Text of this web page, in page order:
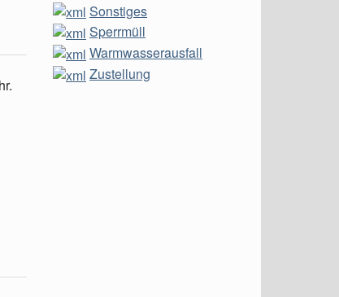
Sonstiges
Sperrmüll
Warmwasserausfall
Zustellung